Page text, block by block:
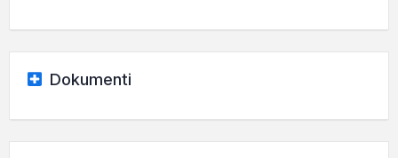
Dokumenti